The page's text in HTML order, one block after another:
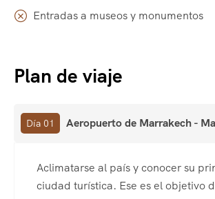
Entradas a museos y monumentos
Plan de viaje
Día 01 Aeropuerto de Marrakech -
Aclimatarse al país y conocer su
ciudad turística. Ese es el objetivo